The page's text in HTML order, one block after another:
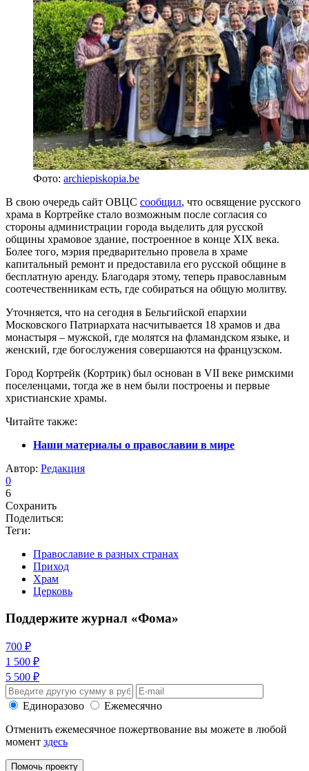
Фото: archiepiskopia.be
В свою очередь сайт ОВЦС сообщил, что освящение русского
храма в Кортрейке стало возможным после согласия со
стороны администрации города выделить для русской
общины храмовое здание, построенное в конце XIX века.
Более того, мэрия предварительно провела в храме
капитальный ремонт и предоставила его русской общине в
бесплатную аренду. Благодаря этому, теперь православным
соотечественникам есть, где собираться на общую молитву.
Уточняется, что на сегодня в Бельгийской епархии
Московского Патриархата насчитывается 18 храмов и два
монастыря – мужской, где молятся на фламандском языке, и
женский, где богослужения совершаются на французском.
Город Кортрейк (Кортрик) был основан в VII веке римскими
поселенцами, тогда же в нем были построены и первые
христианские храмы.
Читайте также:
Наши материалы о православии в мире
Автор: Редакция
0
6
Сохранить
Поделиться:
Теги:
Православие в разных странах
Приход
Храм
Церковь
Поддержите журнал «Фома»
700 ₽
1 500 ₽
5 500 ₽
Единоразово
Ежемесячно
Отменить ежемесячное пожертвование вы можете в любой
момент здесь
Помочь проекту